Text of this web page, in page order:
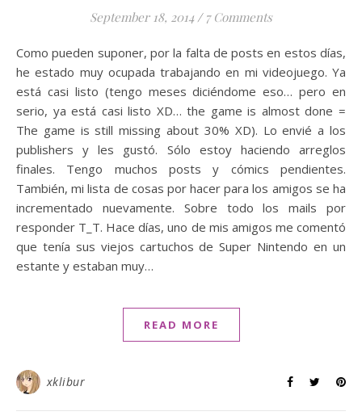
September 18, 2014 / 7 Comments
Como pueden suponer, por la falta de posts en estos días,
he estado muy ocupada trabajando en mi videojuego. Ya
está casi listo (tengo meses diciéndome eso… pero en
serio, ya está casi listo XD… the game is almost done =
The game is still missing about 30% XD). Lo envié a los
publishers y les gustó. Sólo estoy haciendo arreglos
finales. Tengo muchos posts y cómics pendientes.
También, mi lista de cosas por hacer para los amigos se ha
incrementado nuevamente. Sobre todo los mails por
responder T_T. Hace días, uno de mis amigos me comentó
que tenía sus viejos cartuchos de Super Nintendo en un
estante y estaban muy…
READ MORE
xklibur